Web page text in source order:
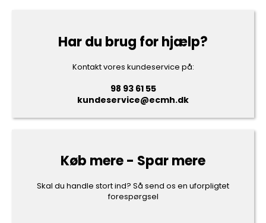
Har du brug for hjælp?
Kontakt vores kundeservice på:
98 93 61 55
kundeservice@ecmh.dk
Køb mere - Spar mere
Skal du handle stort ind? Så send os en uforpligtet
forespørgsel